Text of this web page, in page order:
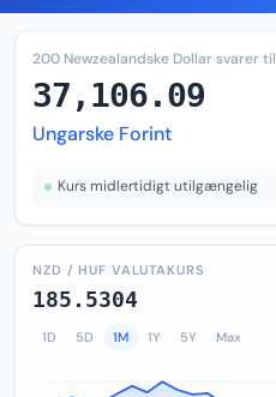
200 Newzealandske Dollar svarer til
37,106.09
Ungarske Forint
Kurs midlertidigt utilgængelig
NZD / HUF VALUTAKURS
185.5304
1D 5D 1M 1Y 5Y Max